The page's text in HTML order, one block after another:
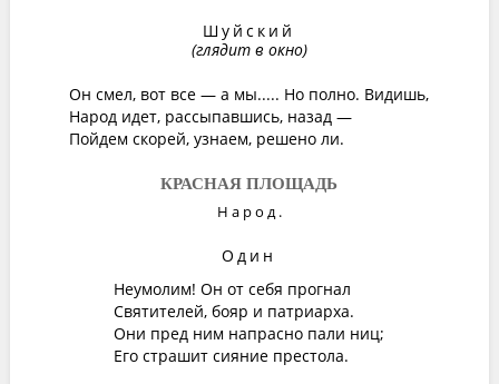
Шуйский
(глядит в окно)
Он смел, вот все — а мы..... Но полно. Видишь,
Народ идет, рассыпавшись, назад —
Пойдем скорей, узнаем, решено ли.
КРАСНАЯ ПЛОЩАДЬ
Народ.
Один
Неумолим! Он от себя прогнал
Святителей, бояр и патриарха.
Они пред ним напрасно пали ниц;
Его страшит сияние престола.